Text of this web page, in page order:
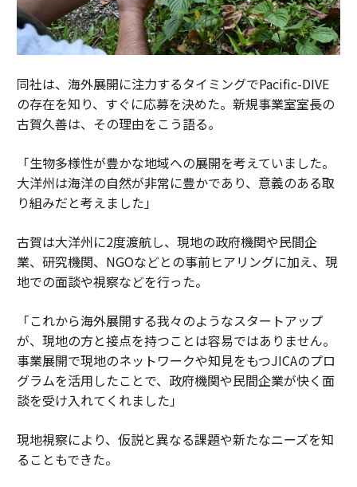
同社は、海外展開に注力するタイミングでPacific-DIVE
の存在を知り、すぐに応募を決めた。新規事業室室長の
古賀久善は、その理由をこう語る。
「生物多様性が豊かな地域への展開を考えていました。
大洋州は海洋の自然が非常に豊かであり、意義のある取
り組みだと考えました」
古賀は大洋州に2度渡航し、現地の政府機関や民間企
業、研究機関、NGOなどとの事前ヒアリングに加え、現
地での面談や視察などを行った。
「これから海外展開する我々のようなスタートアップ
が、現地の方と接点を持つことは容易ではありません。
事業展開で現地のネットワークや知見をもつJICAのプロ
グラムを活用したことで、政府機関や民間企業が快く面
談を受け入れてくれました」
現地視察により、仮説と異なる課題や新たなニーズを知
ることもできた。